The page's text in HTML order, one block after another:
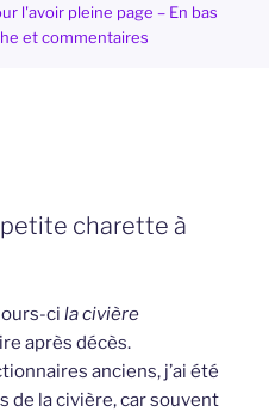
l'avoir pleine page – En bas
et commentaires
charette à
ci la civière
après décès.
anciens, j’ai été
de la civière, car souvent